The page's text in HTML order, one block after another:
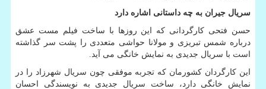
سریال جیران به چه داستانی اشاره دارد
حسن فتحی کارگردانی که این روزها با ساخت فیلم مست عشق
درباره شمس تبریزی و مولانا حواشی متعددی را پشت سر گذاشته
است با سریال جدیدی به نمایش خانگی می آید.
این کارگردان کشورمان که تجربه موفقی چون سریال شهرزاد را در
نمایش خانگی دارد، ساخت سریال جدیدی به نویسندگی احسان